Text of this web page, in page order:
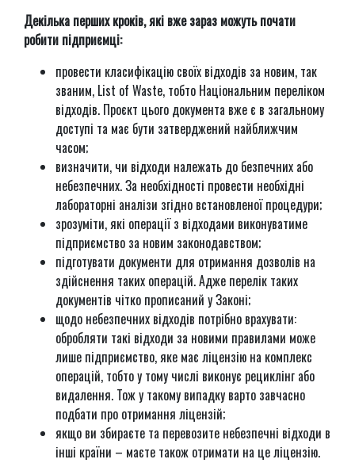
Декілька перших кроків, які вже зараз можуть почати
робити підприємці:
провести класифікацію своїх відходів за новим, так
званим, List of Waste, тобто Національним переліком
відходів. Проєкт цього документа вже є в загальному
доступі та має бути затверджений найближчим
часом;
визначити, чи відходи належать до безпечних або
небезпечних. За необхідності провести необхідні
лабораторні аналізи згідно встановленої процедури;
зрозуміти, які операції з відходами виконуватиме
підприємство за новим законодавством;
підготувати документи для отримання дозволів на
здійснення таких операцій. Адже перелік таких
документів чітко прописаний у Законі;
щодо небезпечних відходів потрібно врахувати:
обробляти такі відходи за новими правилами може
лише підприємство, яке має ліцензію на комплекс
операцій, тобто у тому числі виконує рециклінг або
видалення. Тож у такому випадку варто завчасно
подбати про отримання ліцензій;
якщо ви збираєте та перевозите небезпечні відходи в
інші країни – маєте також отримати на це ліцензію.